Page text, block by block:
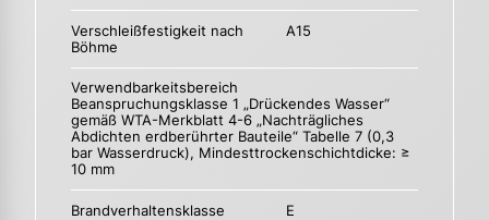
Verschleißfestigkeit nach
Böhme
A15
Verwendbarkeitsbereich
Beanspruchungsklasse 1 „Drückendes Wasser“
gemäß WTA-Merkblatt 4-6 „Nachträgliches
Abdichten erdberührter Bauteile“ Tabelle 7 (0,3
bar Wasserdruck), Mindesttrockenschichtdicke: ≥
10 mm
Brandverhaltensklasse E